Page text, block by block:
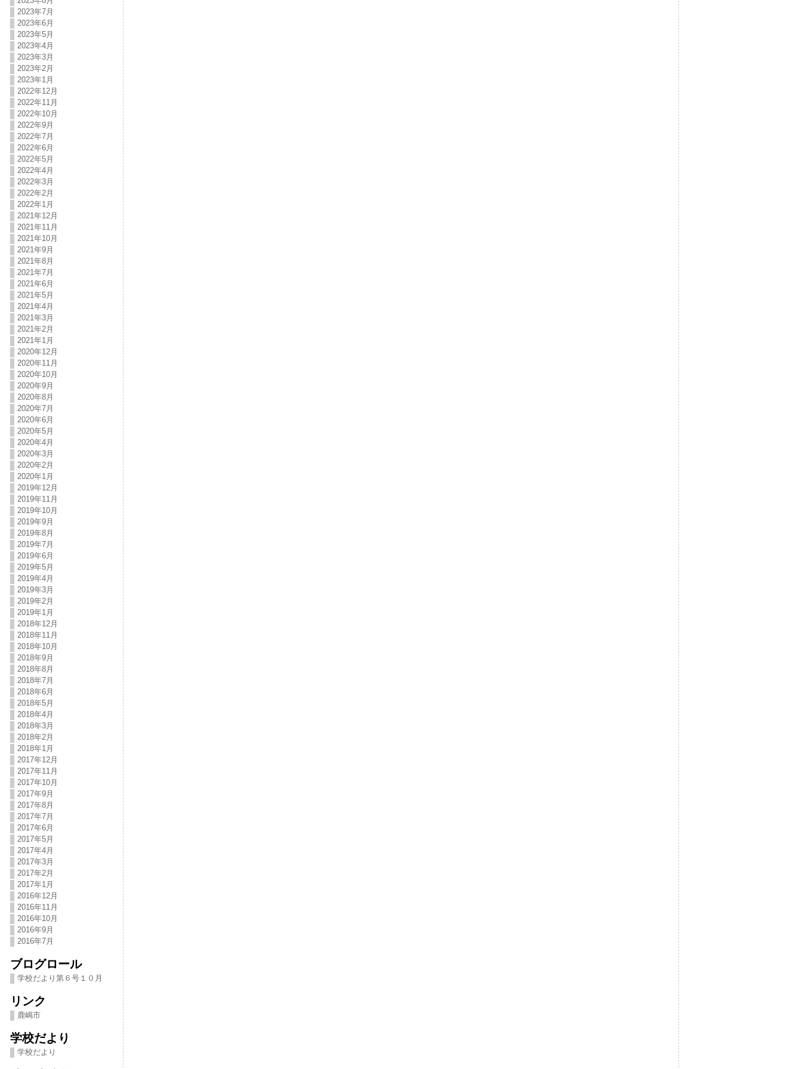
2023年7月
2023年6月
2023年5月
2023年4月
2023年3月
2023年2月
2023年1月
2022年12月
2022年11月
2022年10月
2022年9月
2022年7月
2022年6月
2022年5月
2022年4月
2022年3月
2022年2月
2022年1月
2021年12月
2021年11月
2021年10月
2021年9月
2021年8月
2021年7月
2021年6月
2021年5月
2021年4月
2021年3月
2021年2月
2021年1月
2020年12月
2020年11月
2020年10月
2020年9月
2020年8月
2020年7月
2020年6月
2020年5月
2020年4月
2020年3月
2020年2月
2020年1月
2019年12月
2019年11月
2019年10月
2019年9月
2019年8月
2019年7月
2019年6月
2019年5月
2019年4月
2019年3月
2019年2月
2019年1月
2018年12月
2018年11月
2018年10月
2018年9月
2018年8月
2018年7月
2018年6月
2018年5月
2018年4月
2018年3月
2018年2月
2018年1月
2017年12月
2017年11月
2017年10月
2017年9月
2017年8月
2017年7月
2017年6月
2017年5月
2017年4月
2017年3月
2017年2月
2017年1月
2016年12月
2016年11月
2016年10月
2016年9月
2016年7月
ブログロール
学校だより第６号１０月
リンク
鹿嶋市
学校だより
学校だより